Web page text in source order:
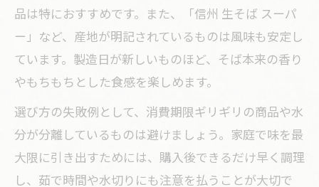
品は特におすすめです。また、「信州 生そば スーパ
ー」など、産地が明記されているものは風味も安定し
ています。製造日が新しいものほど、そば本来の香り
やもちもちとした食感を楽しめます。
選び方の失敗例として、消費期限ギリギリの商品や水
分が分離しているものは避けましょう。家庭で味を最
大限に引き出すためには、購入後できるだけ早く調理
し、茹で時間や水切りにも注意を払うことが大切で